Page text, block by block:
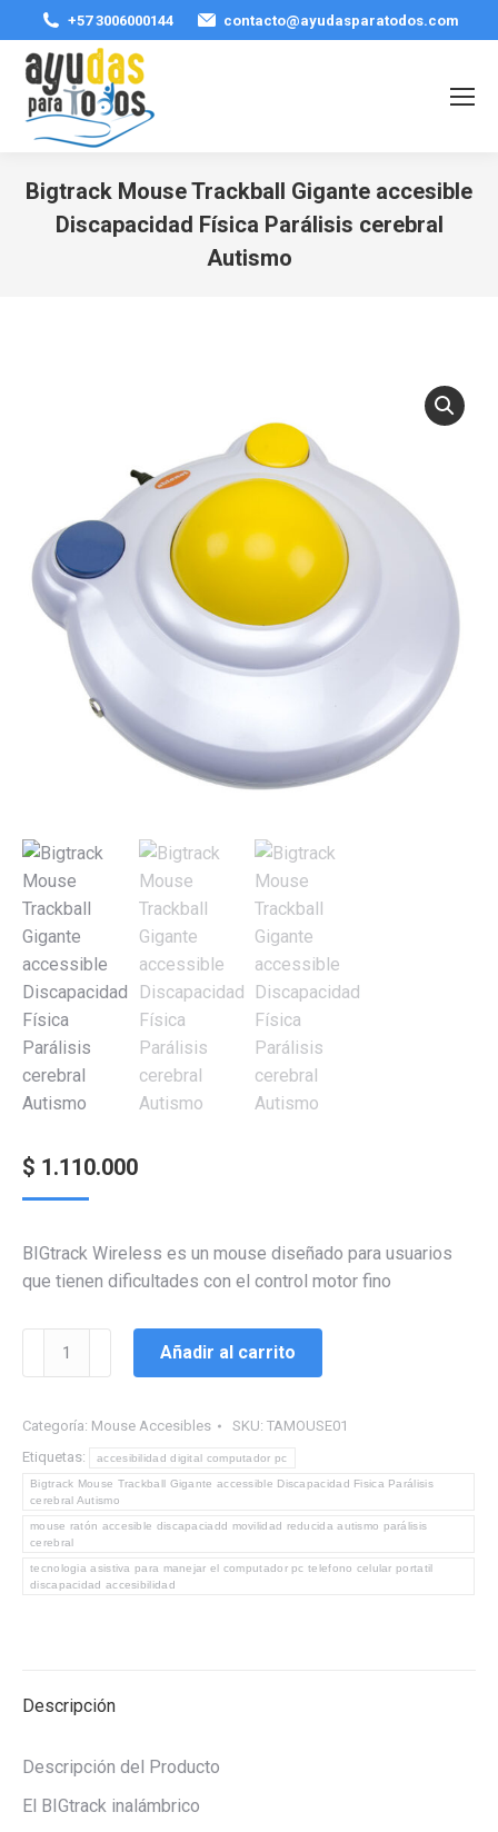
+57 3006000144 contacto@ayudasparatodos.com
Bigtrack Mouse Trackball Gigante accesible
Discapacidad Física Parálisis cerebral
Autismo
$ 1.110.000
BIGtrack Wireless es un mouse diseñado para usuarios
que tienen dificultades con el control motor fino
Bigtrack
Gigante
accesible
Discapacidad
Física
Parálisis
cerebral
Autismo
Añadir al carrito
Categoría: Mouse Accesibles SKU: TAMOUSE01
Etiquetas:
accesibilidad digital computador pc
Bigtrack Mouse Trackball Gigante accessible Discapacidad Fisica Parálisis
cerebral Autismo
mouse ratón accesible discapaciadd movilidad reducida autismo parálisis
cerebral
tecnologia asistiva para manejar el computador pc telefono celular portatil
discapacidad accesibilidad
Descripción
Descripción del Producto
El BIGtrack inalámbrico